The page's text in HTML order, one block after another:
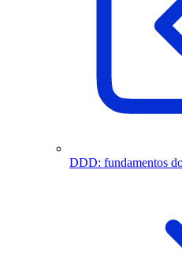
DDD: fundamentos